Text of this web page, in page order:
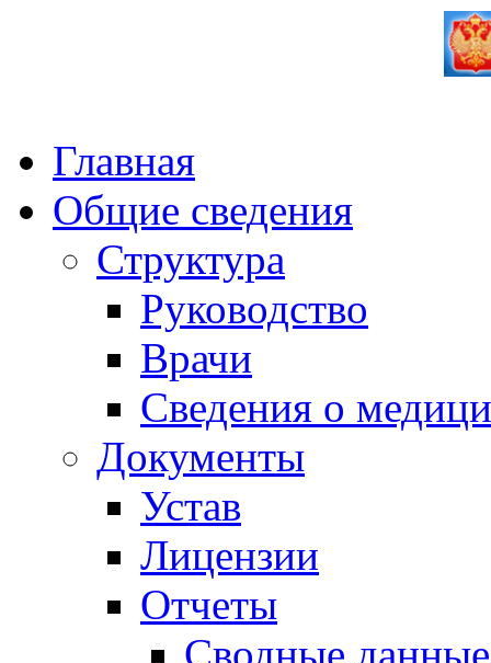
Главная
Общие сведения
Структура
Руководство
Врачи
Сведения о
Документы
Устав
Лицензии
Отчеты